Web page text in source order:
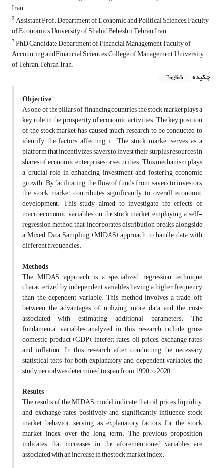
Iran.
2Assistant Prof., Department of Economic and Political Sciences, Faculty
of Economics, University of Shahid Beheshti, Tehran, Iran.
3PhD Candidate, Department of Financial Management, Faculty of
Accounting and Financial Sciences, College of Management, University
of Tehran, Tehran, Iran.
چکیده
English
Objective
As one of the pillars of financing countries, the stock market plays a
key role in the prosperity of economic activities. The key position
of the stock market has caused much research to be conducted to
identify the factors affecting it. The stock market serves as a
platform that incentivizes savers to invest their surplus resources in
shares of economic enterprises or securities. This mechanism plays
a crucial role in enhancing investment and fostering economic
growth. By facilitating the flow of funds from savers to investors,
the stock market contributes significantly to overall economic
development. This study aimed to investigate the effects of
macroeconomic variables on the stock market, employing a self-
regression method that incorporates distribution breaks, alongside
a Mixed Data Sampling (MIDAS) approach to handle data with
different frequencies.
Methods
The MIDAS approach is a specialized regression technique
characterized by independent variables having a higher frequency
than the dependent variable. This method involves a trade-off
between the advantages of utilizing more data and the costs
associated with estimating additional parameters. The
fundamental variables analyzed in this research include gross
domestic product (GDP), interest rates, oil prices, exchange rates,
and inflation. In this research, after conducting the necessary
statistical tests for both explanatory and dependent variables, the
study period was determined to span from 1990 to 2020.
Results
The results of the MIDAS model indicate that oil prices, liquidity,
and exchange rates positively and significantly influence stock
market behavior, serving as explanatory factors for the stock
market index over the long term. The previous proposition
indicates that increases in the aforementioned variables are
associated with an increase in the stock market index.